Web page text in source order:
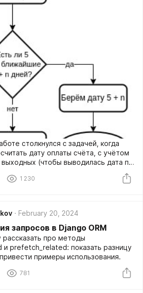
столкнулся с задачей, когда
дату оплаты счёта, с учётом
выходных (чтобы выводилась дата по
чем через 5 рабочих дней).
вещей я не делал, поэтому пошёл
1 230
February 20, 2024
запросов в Django ORM
рассказать про методы
и prefetch_related: показать разницу
примеры использования.
781